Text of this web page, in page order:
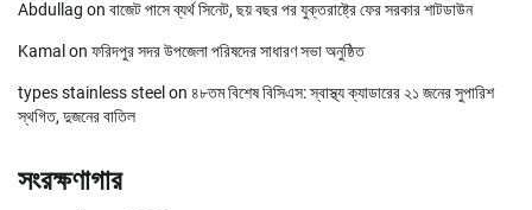
Abdullag on বাজেট পাসে ব্যর্থ সিনেট, ছয় বছর পর যুক্তরাষ্ট্রে ফের সরকার শাটডাউন
Kamal on ফরিদপুর সদর উপজেলা পরিষদের সাধারণ সভা অনুষ্ঠিত
types stainless steel on ৪৮তম বিশেষ বিসিএস: স্বাস্থ্য ক্যাডারের ২১ জনের সুপারিশ
স্থগিত, দুজনের বাতিল
সংরক্ষণাগার